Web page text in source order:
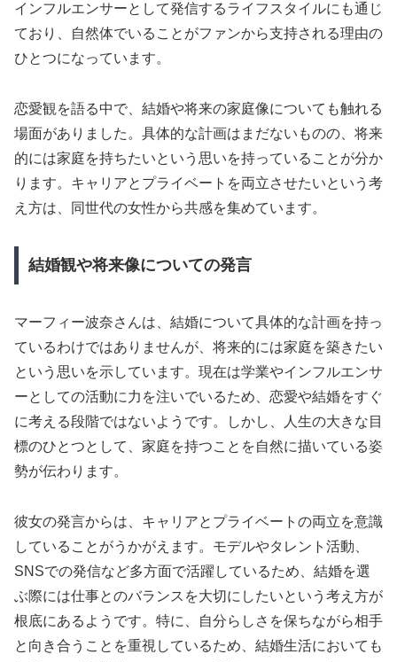
インフルエンサーとして発信するライフスタイルにも通じ
ており、自然体でいることがファンから支持される理由の
ひとつになっています。
恋愛観を語る中で、結婚や将来の家庭像についても触れる
場面がありました。具体的な計画はまだないものの、将来
的には家庭を持ちたいという思いを持っていることが分か
ります。キャリアとプライベートを両立させたいという考
え方は、同世代の女性から共感を集めています。
結婚観や将来像についての発言
マーフィー波奈さんは、結婚について具体的な計画を持っ
ているわけではありませんが、将来的には家庭を築きたい
という思いを示しています。現在は学業やインフルエンサ
ーとしての活動に力を注いでいるため、恋愛や結婚をすぐ
に考える段階ではないようです。しかし、人生の大きな目
標のひとつとして、家庭を持つことを自然に描いている姿
勢が伝わります。
彼女の発言からは、キャリアとプライベートの両立を意識
していることがうかがえます。モデルやタレント活動、
SNSでの発信など多方面で活躍しているため、結婚を選
ぶ際には仕事とのバランスを大切にしたいという考え方が
根底にあるようです。特に、自分らしさを保ちながら相手
と向き合うことを重視しているため、結婚生活においても